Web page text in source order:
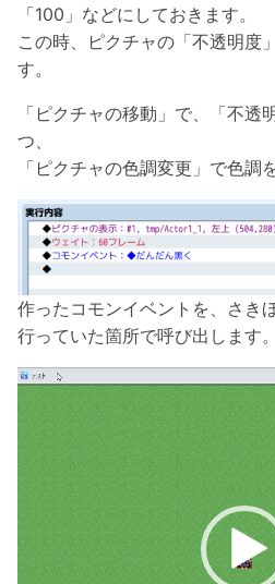
「100」などにしておきます。
この時、ピクチャの「不透明度
す。
「ピクチャの移動」で、「不
つ、
「ピクチャの色調変更」で色調
作ったコモンイベントを、さき
行っていた箇所で呼び出します。
動
レ
ー
ヤ
ー